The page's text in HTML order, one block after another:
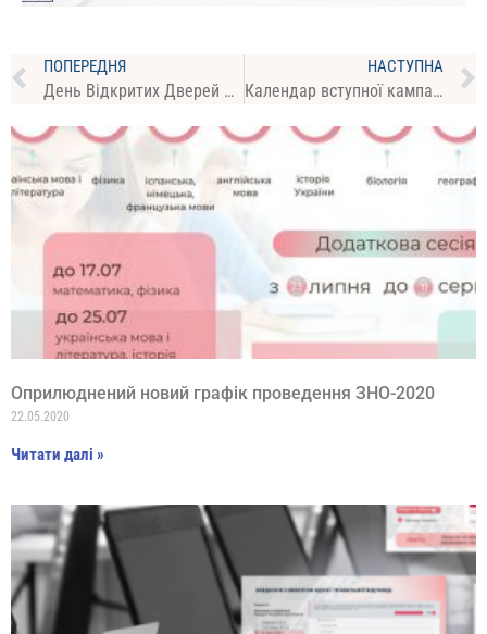
ПОПЕРЕДНЯ
День Відкритих Дверей – 2024, квітень
НАСТУПНА
Календар вступної кампанії-2024
Оприлюднений новий графік проведення ЗНО-2020
22.05.2020
Читати далі »